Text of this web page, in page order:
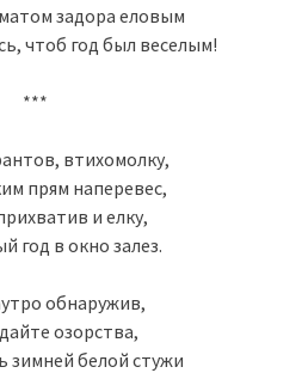
задора еловым
чтоб год был веселым!
***
втихомолку,
прям наперевес,
и елку,
год в окно залез.
обнаружив,
озорства,
зимней белой стужи